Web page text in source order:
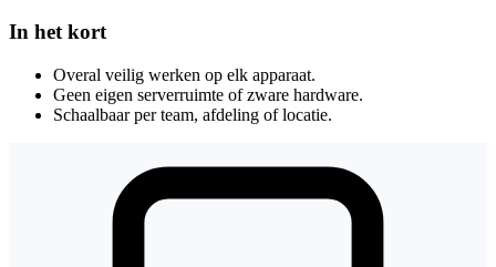
In het kort
Overal veilig werken op elk apparaat.
Geen eigen serverruimte of zware hardware.
Schaalbaar per team, afdeling of locatie.